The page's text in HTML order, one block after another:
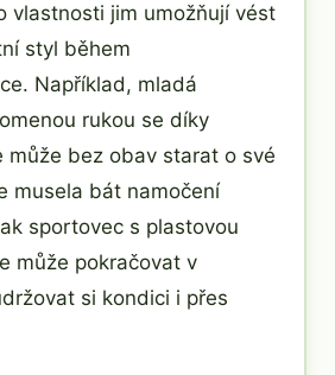
vlastnosti jim umožňují vést
styl během
Například, mladá
rukou se díky
může bez obav starat o své
musela bát namočení
sportovec s plastovou
může pokračovat v
si kondici i přes